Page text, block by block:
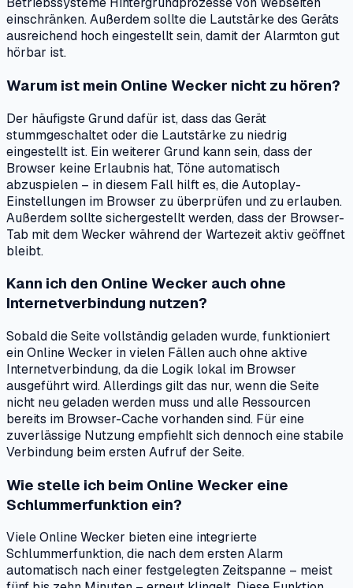
einschränken. Außerdem sollte die Lautstärke des Geräts
ausreichend hoch eingestellt sein, damit der Alarmton gut
hörbar ist.
Warum ist mein Online Wecker nicht zu hören?
Der häufigste Grund dafür ist, dass das Gerät
stummgeschaltet oder die Lautstärke zu niedrig
eingestellt ist. Ein weiterer Grund kann sein, dass der
Browser keine Erlaubnis hat, Töne automatisch
abzuspielen – in diesem Fall hilft es, die Autoplay-
Einstellungen im Browser zu überprüfen und zu erlauben.
Außerdem sollte sichergestellt werden, dass der Browser-
Tab mit dem Wecker während der Wartezeit aktiv geöffnet
bleibt.
Kann ich den Online Wecker auch ohne
Internetverbindung nutzen?
Sobald die Seite vollständig geladen wurde, funktioniert
ein Online Wecker in vielen Fällen auch ohne aktive
Internetverbindung, da die Logik lokal im Browser
ausgeführt wird. Allerdings gilt das nur, wenn die Seite
nicht neu geladen werden muss und alle Ressourcen
bereits im Browser-Cache vorhanden sind. Für eine
zuverlässige Nutzung empfiehlt sich dennoch eine stabile
Verbindung beim ersten Aufruf der Seite.
Wie stelle ich beim Online Wecker eine
Schlummerfunktion ein?
Viele Online Wecker bieten eine integrierte
Schlummerfunktion, die nach dem ersten Alarm
automatisch nach einer festgelegten Zeitspanne – meist